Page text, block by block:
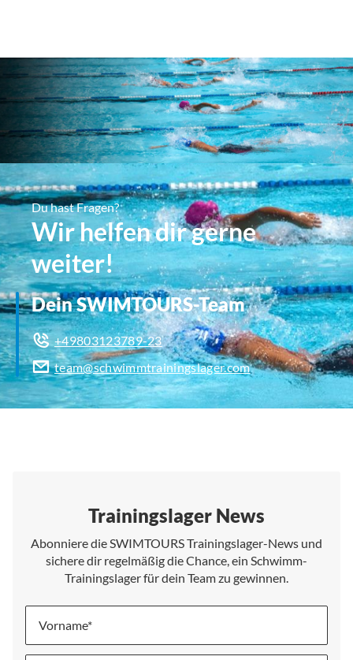
Du hast Fragen?
Wir helfen dir gerne
weiter!
Dein SWIMTOURS-Team
+49803123789-23
team@schwimmtrainingslager.com
Trainingslager News
Abonniere die SWIMTOURS Trainingslager-News und
sichere dir regelmäßig die Chance, ein Schwimm-
Trainingslager für dein Team zu gewinnen.
Vorname